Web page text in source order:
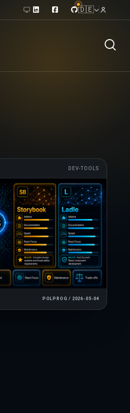
🇩🇪
DEV-TOOLS
POLPROG / 2026-05-04